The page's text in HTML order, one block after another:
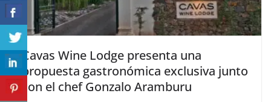
Cavas Wine Lodge presenta una
propuesta gastronómica exclusiva junto
con el chef Gonzalo Aramburu